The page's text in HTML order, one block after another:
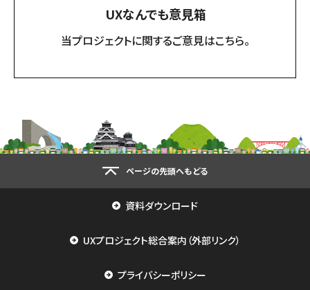
UXなんでも意見箱
当プロジェクトに関するご意見はこちら。
資料ダウンロード
UXプロジェクト総合案内（外部リンク）
プライバシーポリシー
ページの先頭へもどる